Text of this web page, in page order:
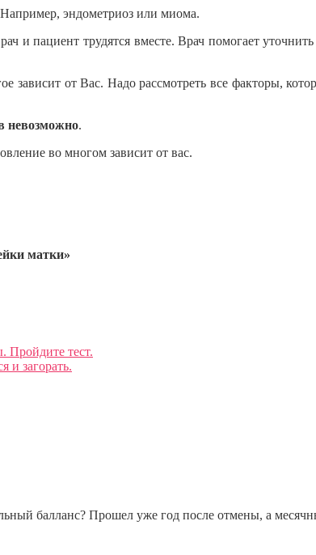
эндометриоз или миома.
и пациент трудятся вместе. Врач помогает
зависит от Вас. Надо рассмотреть все факторы,
невозможно.
во многом зависит от вас.
матки»
тест.
и загорать.
балланс? Прошел уже год после отмены, а